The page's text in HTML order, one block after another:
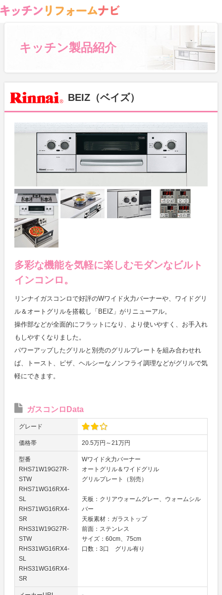
キッチン製品紹介
BEIZ（ベイズ）
多彩な機能を気軽に楽しむモダンなビルト
インコンロ。
リンナイガスコンロで好評のWワイド火力バーナーや、ワイドグリ
ル＆オートグリルを搭載し「BEIZ」がリニューアル。
操作部などが全面的にフラットになり、より使いやすく、お手入れ
もしやすくなりました。
パワーアップしたグリルと別売のグリルプレートを組み合わせれ
ば、トースト、ピザ、ヘルシーなノンフライ調理などがグリルで気
軽にできます。
ガスコンロData
グレード
価格帯 20.5万円～21万円
型番
RHS71W19G27R-
STW
RHS71WG16RX4-
SL
RHS71WG16RX4-
SR
RHS31W19G27R-
STW
RHS31WG16RX4-
SL
RHS31WG16RX4-
SR
Wワイド火力バーナー
オートグリル＆ワイドグリル
グリルプレート（別売）
天板：クリアウォームグレー、ウォームシル
バー
天板素材：ガラストップ
前面：ステンレス
サイズ：60cm、75cm
口数：3口 グリル有り